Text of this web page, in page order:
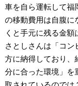
車を自ら運転して福
の移動費用は自腹に
くと手元に残る金額
さとしさんは「コン
方に納得しており、
分に合った環境」を